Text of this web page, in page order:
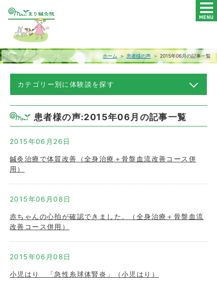
ホーム ＞ 患者様の声 ＞ 2015年06月の記事一覧
カテゴリー別に体験談を探す
患者様の声:2015年06月の記事一覧
2015年06月26日
鍼灸治療で体質改善（全身治療＋骨盤血流改善コース併
用）
2015年06月08日
赤ちゃんの心拍が確認できました。（全身治療＋骨盤血流
改善コース併用）
2015年06月08日
小児はり 「急性糸球体腎炎」（小児はり）